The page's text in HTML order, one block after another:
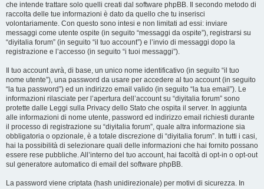
che intende trattare solo quelli creati dal software phpBB. Il secondo metodo di
raccolta delle tue informazioni è dato da quello che tu inserisci
volontariamente. Con questo sono intesi e non limitati ad essi: inviare
messaggi come utente ospite (in seguito “messaggi da ospite”), registrarsi su
“diyitalia forum” (in seguito “il tuo account”) e l’invio di messaggi dopo la
registrazione e l’accesso (in seguito “i tuoi messaggi”).
Il tuo account avrà, di base, un unico nome identificativo (in seguito “il tuo
nome utente”), una password da usare per accedere al tuo account (in seguito
“la tua password”) ed un indirizzo email valido (in seguito “la tua email”). Le
informazioni rilasciate per l’apertura dell’account su “diyitalia forum” sono
protette dalle Leggi sulla Privacy dello Stato che ospita il server. In aggiunta
alle informazioni di nome utente, password ed indirizzo email richiesti durante
il processo di registrazione su “diyitalia forum”, quale altra informazione sia
obbligatoria o opzionale, è a totale discrezione di “diyitalia forum”. In tutti i casi,
hai la possibilità di selezionare quali delle informazioni che hai fornito possano
essere rese pubbliche. All’interno del tuo account, hai facoltà di opt-in o opt-out
sul generatore automatico di email del software phpBB.
La password viene criptata (hash unidirezionale) per motivi di sicurezza. In